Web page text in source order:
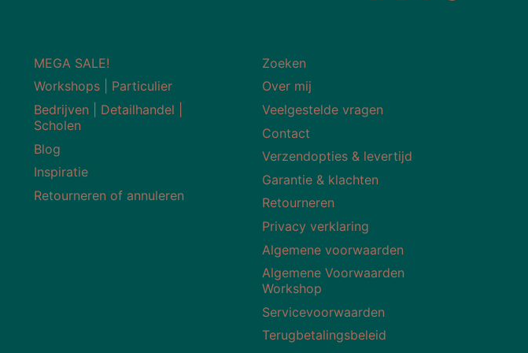
MEGA SALE!
Workshops | Particulier
Bedrijven | Detailhandel |
Scholen
Blog
Inspiratie
Retourneren of annuleren
Zoeken
Over mij
Veelgestelde vragen
Contact
Verzendopties & levertijd
Garantie & klachten
Retourneren
Privacy verklaring
Algemene voorwaarden
Algemene Voorwaarden
Workshop
Servicevoorwaarden
Terugbetalingsbeleid